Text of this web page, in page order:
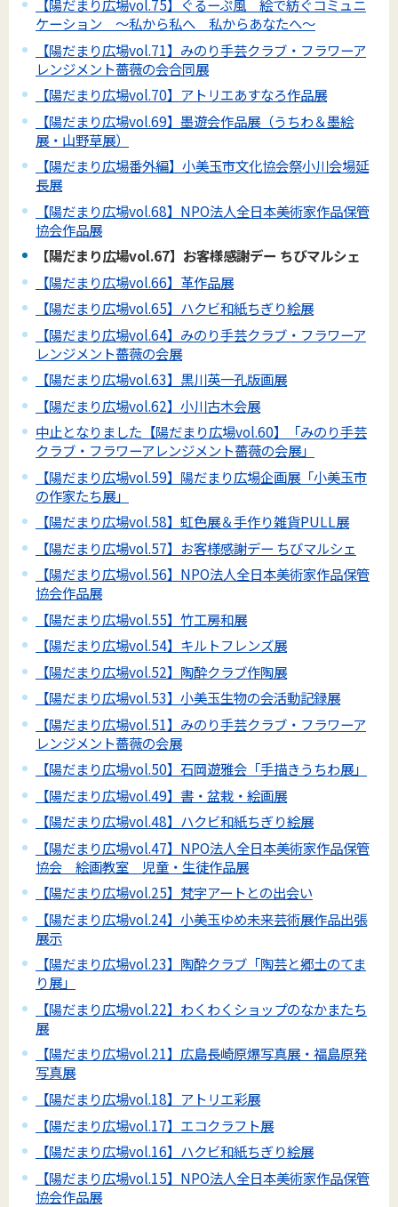
【陽だまり広場vol.75】ぐるーぷ風 絵で紡ぐコミュニ
ケーション ～私から私へ 私からあなたへ～
【陽だまり広場vol.71】みのり手芸クラブ・フラワーア
レンジメント薔薇の会合同展
【陽だまり広場vol.70】アトリエあすなろ作品展
【陽だまり広場vol.69】墨遊会作品展（うちわ＆墨絵
展・山野草展）
【陽だまり広場番外編】小美玉市文化協会祭小川会場延
長展
【陽だまり広場vol.68】NPO法人全日本美術家作品保管
協会作品展
【陽だまり広場vol.67】お客様感謝デー ちびマルシェ
【陽だまり広場vol.66】革作品展
【陽だまり広場vol.65】ハクビ和紙ちぎり絵展
【陽だまり広場vol.64】みのり手芸クラブ・フラワーア
レンジメント薔薇の会展
【陽だまり広場vol.63】黒川英一孔版画展
【陽だまり広場vol.62】小川古木会展
中止となりました【陽だまり広場vol.60】「みのり手芸
クラブ・フラワーアレンジメント薔薇の会展」
【陽だまり広場vol.59】陽だまり広場企画展「小美玉市
の作家たち展」
【陽だまり広場vol.58】虹色展＆手作り雑貨PULL展
【陽だまり広場vol.57】お客様感謝デー ちびマルシェ
【陽だまり広場vol.56】NPO法人全日本美術家作品保管
協会作品展
【陽だまり広場vol.55】竹工房和展
【陽だまり広場vol.54】キルトフレンズ展
【陽だまり広場vol.52】陶酔クラブ作陶展
【陽だまり広場vol.53】小美玉生物の会活動記録展
【陽だまり広場vol.51】みのり手芸クラブ・フラワーア
レンジメント薔薇の会展
【陽だまり広場vol.50】石岡遊雅会「手描きうちわ展」
【陽だまり広場vol.49】書・盆栽・絵画展
【陽だまり広場vol.48】ハクビ和紙ちぎり絵展
【陽だまり広場vol.47】NPO法人全日本美術家作品保管
協会 絵画教室 児童・生徒作品展
【陽だまり広場vol.25】梵字アートとの出会い
【陽だまり広場vol.24】小美玉ゆめ未来芸術展作品出張
展示
【陽だまり広場vol.23】陶酔クラブ「陶芸と郷土のてま
り展」
【陽だまり広場vol.22】わくわくショップのなかまたち
展
【陽だまり広場vol.21】広島長崎原爆写真展・福島原発
写真展
【陽だまり広場vol.18】アトリエ彩展
【陽だまり広場vol.17】エコクラフト展
【陽だまり広場vol.16】ハクビ和紙ちぎり絵展
【陽だまり広場vol.15】NPO法人全日本美術家作品保管
協会作品展